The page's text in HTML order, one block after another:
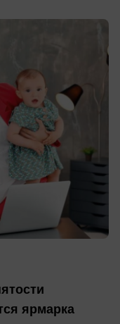
ярмарка